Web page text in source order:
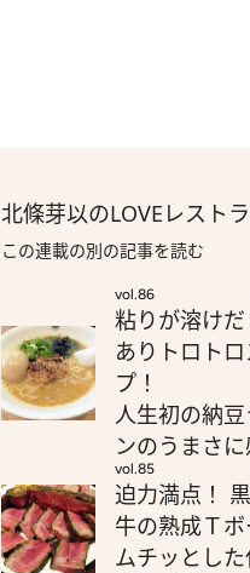
北條芽以のLOVEレスト
この連載の別の記事を読む
vol.86
粘りが溶け
ありトロト
プ！
人生初の納豆
ンのうまさ
vol.85
迫力満点！
牛の熟成Ｔボ
ムチッとし